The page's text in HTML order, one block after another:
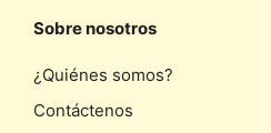
Sobre nosotros
¿Quiénes somos?
Contáctenos